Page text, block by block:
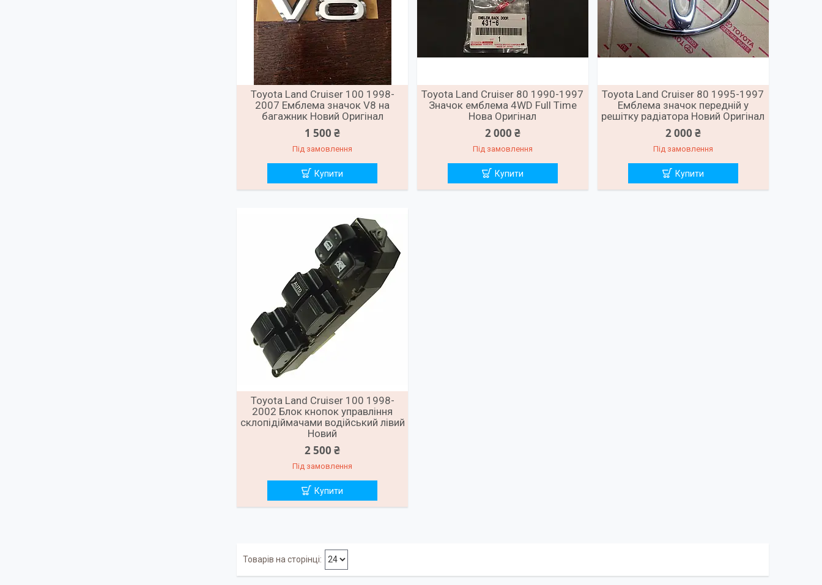
Toyota Land Cruiser 100 1998-
2007 Емблема значок V8 на
багажник Новий Оригінал
1 500 ₴
Під замовлення
Купити
Toyota Land Cruiser 80 1990-1997
Значок емблема 4WD Full Time
Нова Оригінал
2 000 ₴
Під замовлення
Купити
Toyota Land Cruiser 80 1995-1997
Емблема значок передній у
решітку радіатора Новий Оригінал
2 000 ₴
Під замовлення
Купити
Toyota Land Cruiser 100 1998-
2002 Блок кнопок управління
склопідіймачами водійський лівий
Новий
2 500 ₴
Під замовлення
Купити